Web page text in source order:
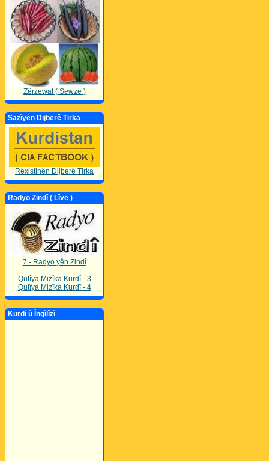
Zêrzewat ( Sewze )
Sazîyên Dijberê Tirka
Rêxistinên Dijberê Tirka
Radyo Zindî ( Lîve )
7 - Radyo yên Zindî
Qutîya Mizîka Kurdî - 3
Qutîya Mizîka Kurdî - 4
Kurdî û Îngîlîzî